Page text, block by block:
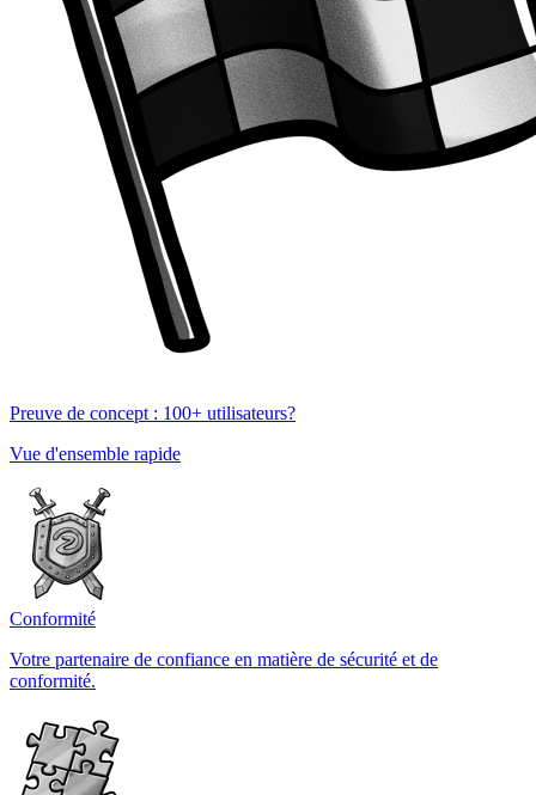
Preuve de concept : 100+ utilisateurs?
Vue d'ensemble rapide
Conformité
Votre partenaire de confiance en matière de sécurité et de
conformité.